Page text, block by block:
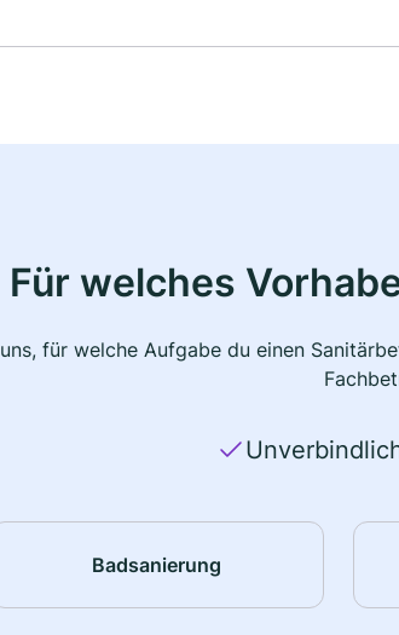
Für welches
für welche Aufgabe du einen
Badsanierung